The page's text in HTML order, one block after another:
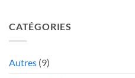
CATÉGORIES
Autres (9)